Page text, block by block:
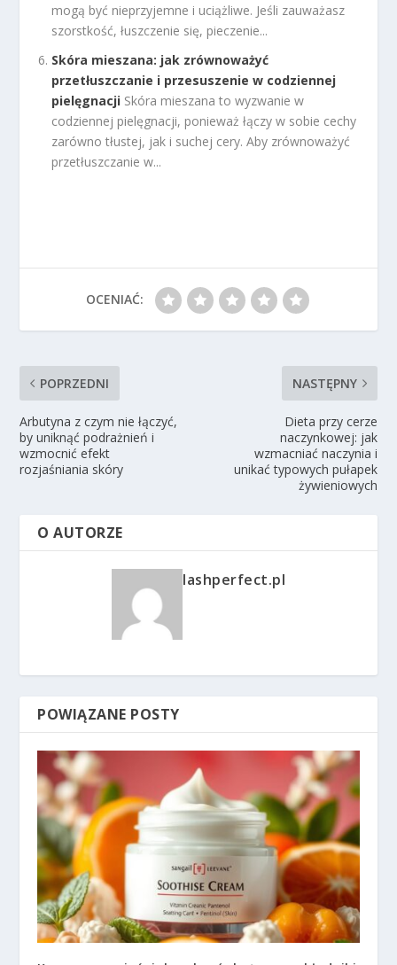
mogą być nieprzyjemne i uciążliwe. Jeśli zauważasz
szorstkość, łuszczenie się, pieczenie...
Skóra mieszana: jak zrównoważyć
przetłuszczanie i przesuszenie w codziennej
pielęgnacji Skóra mieszana to wyzwanie w
codziennej pielęgnacji, ponieważ łączy w sobie cechy
zarówno tłustej, jak i suchej cery. Aby zrównoważyć
przetłuszczanie w...
OCENIAĆ:
POPRZEDNI
Arbutyna z czym nie łączyć,
by uniknąć podrażnień i
wzmocnić efekt
rozjaśniania skóry
NASTĘPNY
Dieta przy cerze
naczynkowej: jak
wzmacniać naczynia i
unikać typowych pułapek
żywieniowych
O AUTORZE
lashperfect.pl
POWIĄZANE POSTY